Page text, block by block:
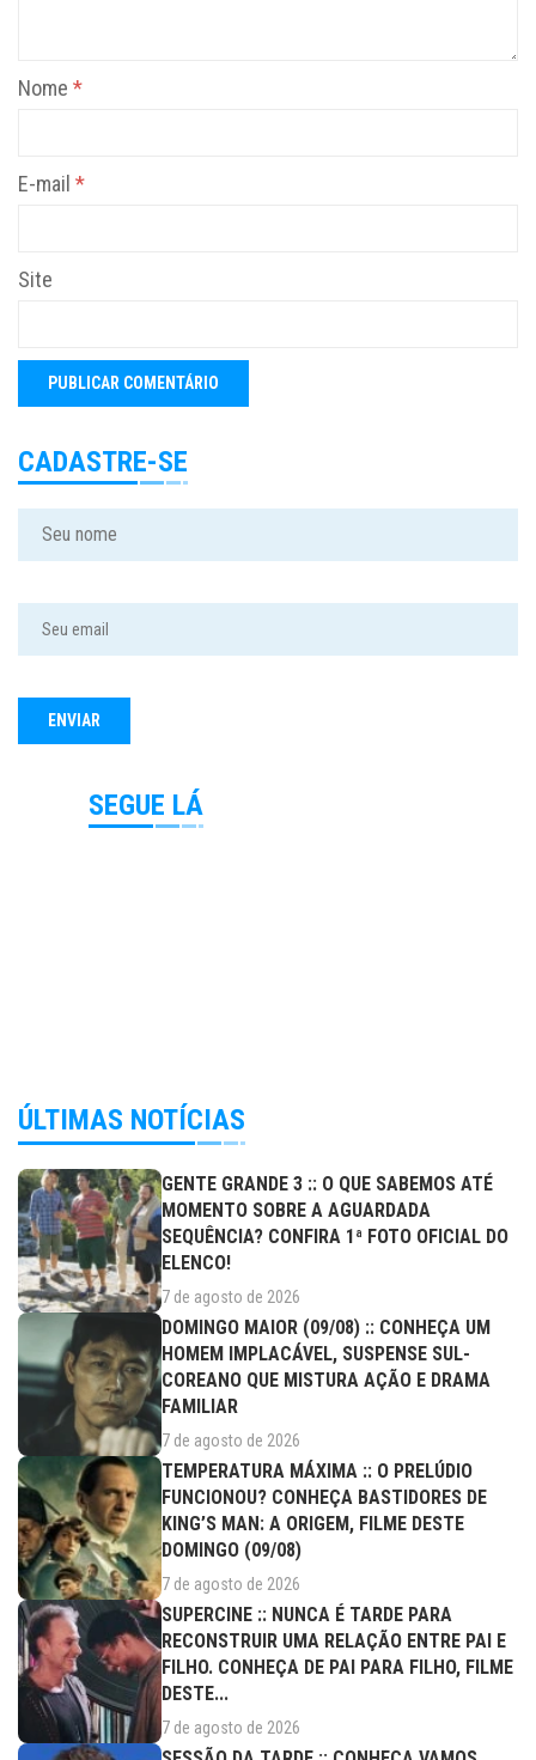
Nome *
E-mail *
Site
CADASTRE-SE
SEGUE LÁ
ÚLTIMAS NOTÍCIAS
GENTE GRANDE 3 :: O QUE SABEMOS ATÉ
MOMENTO SOBRE A AGUARDADA
SEQUÊNCIA? CONFIRA 1ª FOTO OFICIAL DO
ELENCO!
7 de agosto de 2026
DOMINGO MAIOR (09/08) :: CONHEÇA UM
HOMEM IMPLACÁVEL, SUSPENSE SUL-
COREANO QUE MISTURA AÇÃO E DRAMA
FAMILIAR
7 de agosto de 2026
TEMPERATURA MÁXIMA :: O PRELÚDIO
FUNCIONOU? CONHEÇA BASTIDORES DE
KING’S MAN: A ORIGEM, FILME DESTE
DOMINGO (09/08)
7 de agosto de 2026
SUPERCINE :: NUNCA É TARDE PARA
RECONSTRUIR UMA RELAÇÃO ENTRE PAI E
FILHO. CONHEÇA DE PAI PARA FILHO, FILME
DESTE...
7 de agosto de 2026